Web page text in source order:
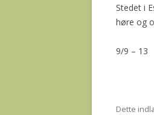
Stedet i
høre og
9/9 –
Dette